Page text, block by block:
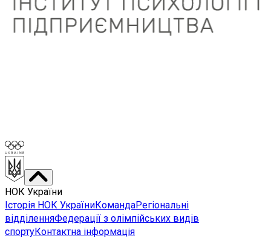
НОК України
Історія НОК УкраїниКомандаРегіональні
відділенняФедерації з олімпійських видів
спортуКонтактна інформація